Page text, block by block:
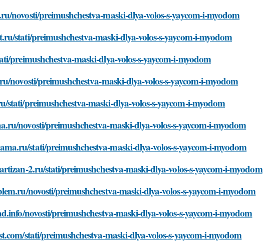
novosti/preimushchestva-maski-dlya-volos-s-yaycom-i-myodom
stati/preimushchestva-maski-dlya-volos-s-yaycom-i-myodom
preimushchestva-maski-dlya-volos-s-yaycom-i-myodom
novosti/preimushchestva-maski-dlya-volos-s-yaycom-i-myodom
stati/preimushchestva-maski-dlya-volos-s-yaycom-i-myodom
novosti/preimushchestva-maski-dlya-volos-s-yaycom-i-myodom
stati/preimushchestva-maski-dlya-volos-s-yaycom-i-myodom
2.ru/stati/preimushchestva-maski-dlya-volos-s-yaycom-i-myodom
novosti/preimushchestva-maski-dlya-volos-s-yaycom-i-myodom
novosti/preimushchestva-maski-dlya-volos-s-yaycom-i-myodom
stati/preimushchestva-maski-dlya-volos-s-yaycom-i-myodom